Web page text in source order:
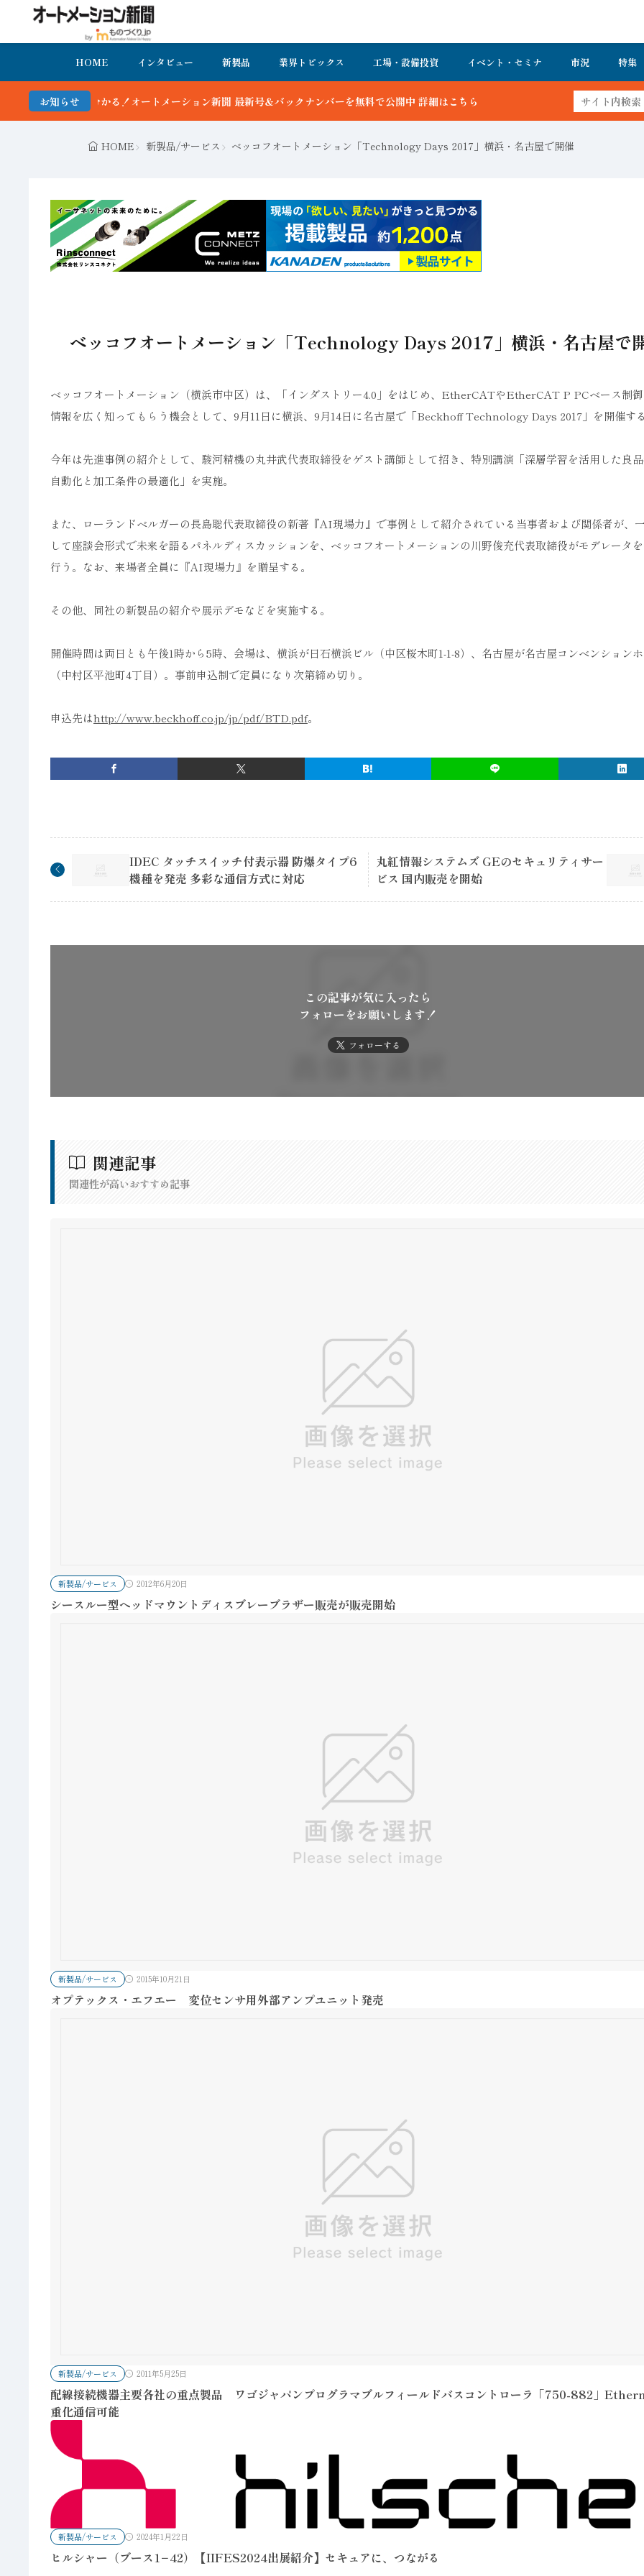
HOME インタビュー 新製品 業界トピックス 工場・設備投資 イベント・セミナ 市況 特集
お知らせ
かる！オートメーション新聞 最新号＆バックナンバーを無料で公開中 詳細はこちら
HOME 新製品/サービス ベッコフオートメーション「Technology Days 2017」横浜・名古屋で開催
ベッコフオートメーション「Technology Days 2017」横浜・名古屋で
ベッコフオートメーション（横浜市中区）は、「インダストリー4.0」をはじめ、EtherCATやEtherCAT P PCベース制
情報を広く知ってもらう機会として、9月11日に横浜、9月14日に名古屋で「Beckhoff Technology Days 2017」を開催す
今年は先進事例の紹介として、駿河精機の丸井武代表取締役をゲスト講師として招き、特別講演「深層学習を活用した良
自動化と加工条件の最適化」を実施。
また、ローランドベルガーの長島聡代表取締役の新著『AI現場力』で事例として紹介されている当事者および関係者が、
して座談会形式で未来を語るパネルディスカッションを、ベッコフオートメーションの川野俊充代表取締役がモデレータ
行う。なお、来場者全員に『AI現場力』を贈呈する。
その他、同社の新製品の紹介や展示デモなどを実施する。
開催時間は両日とも午後1時から5時、会場は、横浜が日石横浜ビル（中区桜木町1-1-8）、名古屋が名古屋コンベンション
（中村区平池町4丁目）。事前申込制で定員になり次第締め切り。
申込先はhttp://www.beckhoff.co.jp/jp/pdf/BTD.pdf。
IDEC タッチスイッチ付表示器 防爆タイプ6
機種を発売 多彩な通信方式に対応
丸紅情報システムズ GEのセキュリティサー
ビス 国内販売を開始
この記事が気に入ったら
フォローをお願いします！
フォローする
関連記事
関連性が高いおすすめ記事
新製品/サービス 2012年6月20日
シースルー型ヘッドマウントディスブレーブラザー販売が販売開始
新製品/サービス 2015年10月21日
オプテックス・エフエー 変位センサ用外部アンプユニット発売
新製品/サービス 2011年5月25日
配線接続機器主要各社の重点製品 ワゴジャパンプログラマブルフィールドバスコントローラ「750-882」
重化通信可能
新製品/サービス 2024年1月22日
ヒルシャー（ブース1−42）【IIFES2024出展紹介】セキュアに、つながる